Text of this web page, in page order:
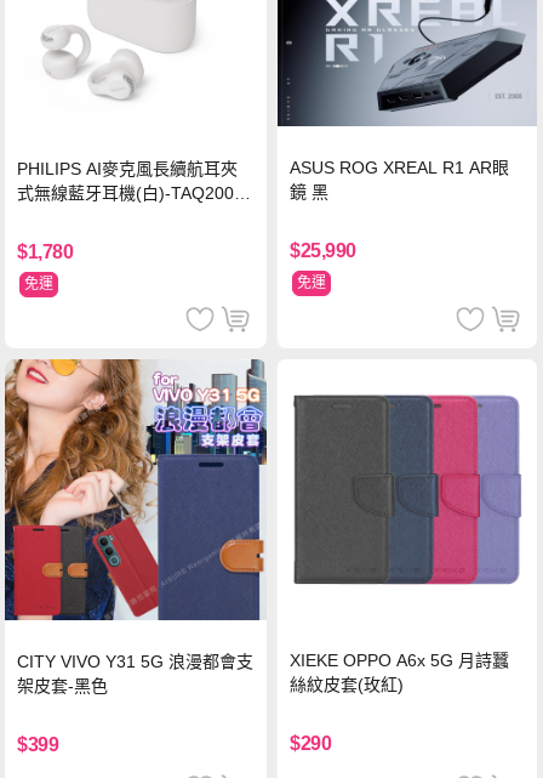
PHILIPS AI麥克風長續航耳夾
式無線藍牙耳機(白)-TAQ2000
$1,780
免運
ASUS ROG XREAL R1 AR眼
鏡 黑
$25,990
免運
CITY VIVO Y31 5G 浪漫都會支
架皮套-黑色
$399
XIEKE OPPO A6x 5G 月詩蠶
絲紋皮套(玫紅)
$290